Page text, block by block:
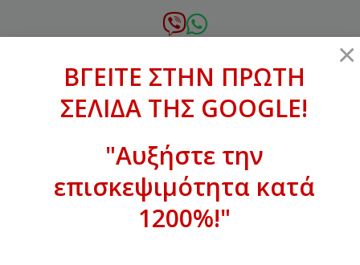
σε
xanthogenous@gmail.com
ΒΓΕΙΤΕ ΣΤΗΝ ΠΡΩΤΗ ΣΕΛΙΔΑ ΤΗΣ
GOOGLE!
×
ΒΓΕΙΤΕ ΣΤΗΝ ΠΡΩΤΗ
ΣΕΛΙΔΑ ΤΗΣ GOOGLE!
"Αυξήστε την
επισκεψιμότητα κατά
1200%!"